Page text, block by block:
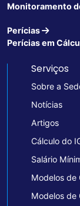
Monitoramento
Perícias
Perícias em
Serviços
Sobre a
Notícias
Artigos
Cálculo do
Salário
Modelos de
Modelos de